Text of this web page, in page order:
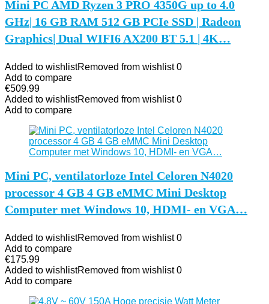
Mini PC AMD Ryzen 3 PRO 4350G up to 4.0
GHz| 16 GB RAM 512 GB PCIe SSD | Radeon
Graphics| Dual WIFI6 AX200 BT 5.1 | 4K…
Added to wishlistRemoved from wishlist 0
Add to compare
€509.99
Added to wishlistRemoved from wishlist 0
Add to compare
Mini PC, ventilatorloze Intel Celoren N4020
processor 4 GB 4 GB eMMC Mini Desktop
Computer met Windows 10, HDMI- en VGA…
Added to wishlistRemoved from wishlist 0
Add to compare
€175.99
Added to wishlistRemoved from wishlist 0
Add to compare